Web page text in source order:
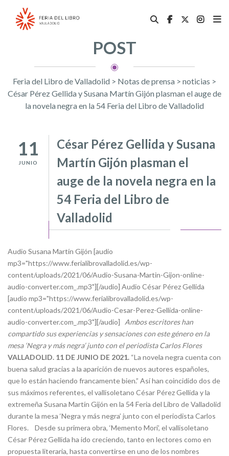
POST
Feria del Libro de Valladolid > Notas de prensa > noticias >
César Pérez Gellida y Susana Martín Gijón plasman el auge de
la novela negra en la 54 Feria del Libro de Valladolid
11
JUNIO
César Pérez Gellida y Susana
Martín Gijón plasman el
auge de la novela negra en la
54 Feria del Libro de
Valladolid
Audio Susana Martín Gijón [audio
mp3="https://www.ferialibrovalladolid.es/wp-
content/uploads/2021/06/Audio-Susana-Martin-Gijon-online-
audio-converter.com_.mp3"][/audio] Audio César Pérez Gellida
[audio mp3="https://www.ferialibrovalladolid.es/wp-
content/uploads/2021/06/Audio-Cesar-Perez-Gellida-online-
audio-converter.com_.mp3"][/audio] Ambos escritores han
compartido sus experiencias y sensaciones con este género en la
mesa ‘Negra y más negra’ junto con el periodista Carlos Flores
VALLADOLID. 11 DE JUNIO DE 2021. “La novela negra cuenta con
buena salud gracias a la aparición de nuevos autores españoles,
que lo están haciendo francamente bien.” Así han coincidido dos de
sus máximos referentes, el vallisoletano César Pérez Gellida y la
extremeña Susana Martín Gijón en la 54 Feria del Libro de Valladolid
durante la mesa ‘Negra y más negra’ junto con el periodista Carlos
Flores. Desde su primera obra, ‘Memento Mori’, el vallisoletano
César Pérez Gellida ha ido creciendo, tanto en lectores como en
propuesta literaria, hasta convertirse en uno de los nombres